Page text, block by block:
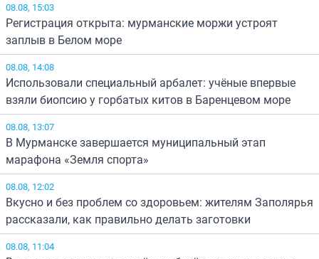
08.08, 15:03
Регистрация открыта: мурманские моржи устроят
заплыв в Белом море
08.08, 14:08
Использовали специальный арбалет: учёные впервые
взяли биопсию у горбатых китов в Баренцевом море
08.08, 13:07
В Мурманске завершается муниципальный этап
марафона «Земля спорта»
08.08, 12:02
Вкусно и без проблем со здоровьем: жителям Заполярья
рассказали, как правильно делать заготовки
08.08, 11:04